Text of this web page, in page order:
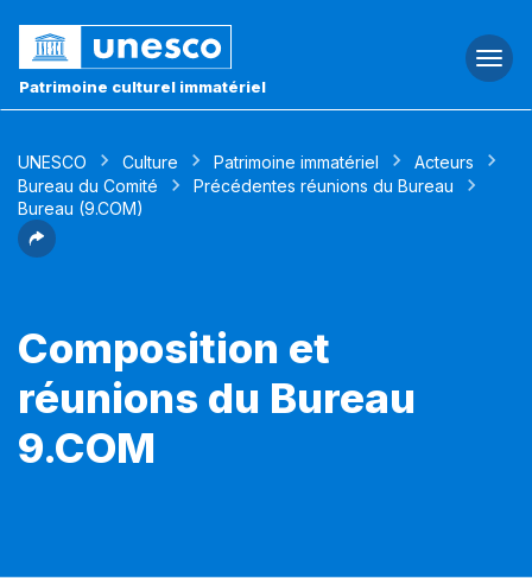
Patrimoine culturel immatériel
UNESCO Culture Patrimoine immatériel
Acteurs
Bureau du Comité
Précédentes réunions du Bureau
Bureau (9.COM)
Composition et
réunions du Bureau
9.COM